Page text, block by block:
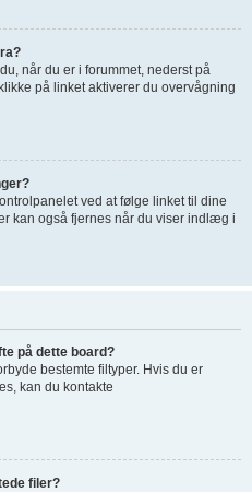
når du er i forummet, nederst på
på linket aktiverer du overvågning
ved at følge linket til dine
kan også fjernes når du viser indlæg i
på dette board?
bestemte filtyper. Hvis du er
kan du kontakte
filer?